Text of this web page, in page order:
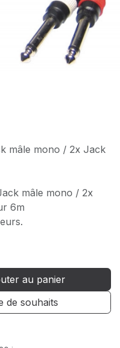
mâle mono / 2x Jack
mâle mono / 2x
6m
au panier
de souhaits